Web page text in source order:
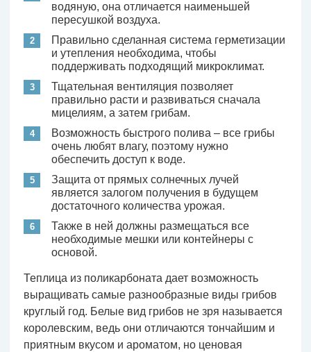
водяную, она отличается наименьшей
пересушкой воздуха.
Правильно сделанная система герметизации
и утепления необходима, чтобы
поддерживать подходящий микроклимат.
Тщательная вентиляция позволяет
правильно расти и развиваться сначала
мицелиям, а затем грибам.
Возможность быстрого полива – все грибы
очень любят влагу, поэтому нужно
обеспечить доступ к воде.
Защита от прямых солнечных лучей
является залогом получения в будущем
достаточного количества урожая.
Также в ней должны размещаться все
необходимые мешки или контейнеры с
основой.
Теплица из поликарбоната дает возможность
выращивать самые разнообразные виды грибов
круглый год. Белые вид грибов не зря называется
королевским, ведь они отличаются тончайшим и
приятным вкусом и ароматом, но ценовая